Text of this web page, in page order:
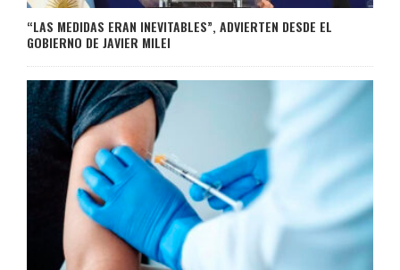
“LAS MEDIDAS ERAN INEVITABLES”, ADVIERTEN DESDE EL
GOBIERNO DE JAVIER MILEI